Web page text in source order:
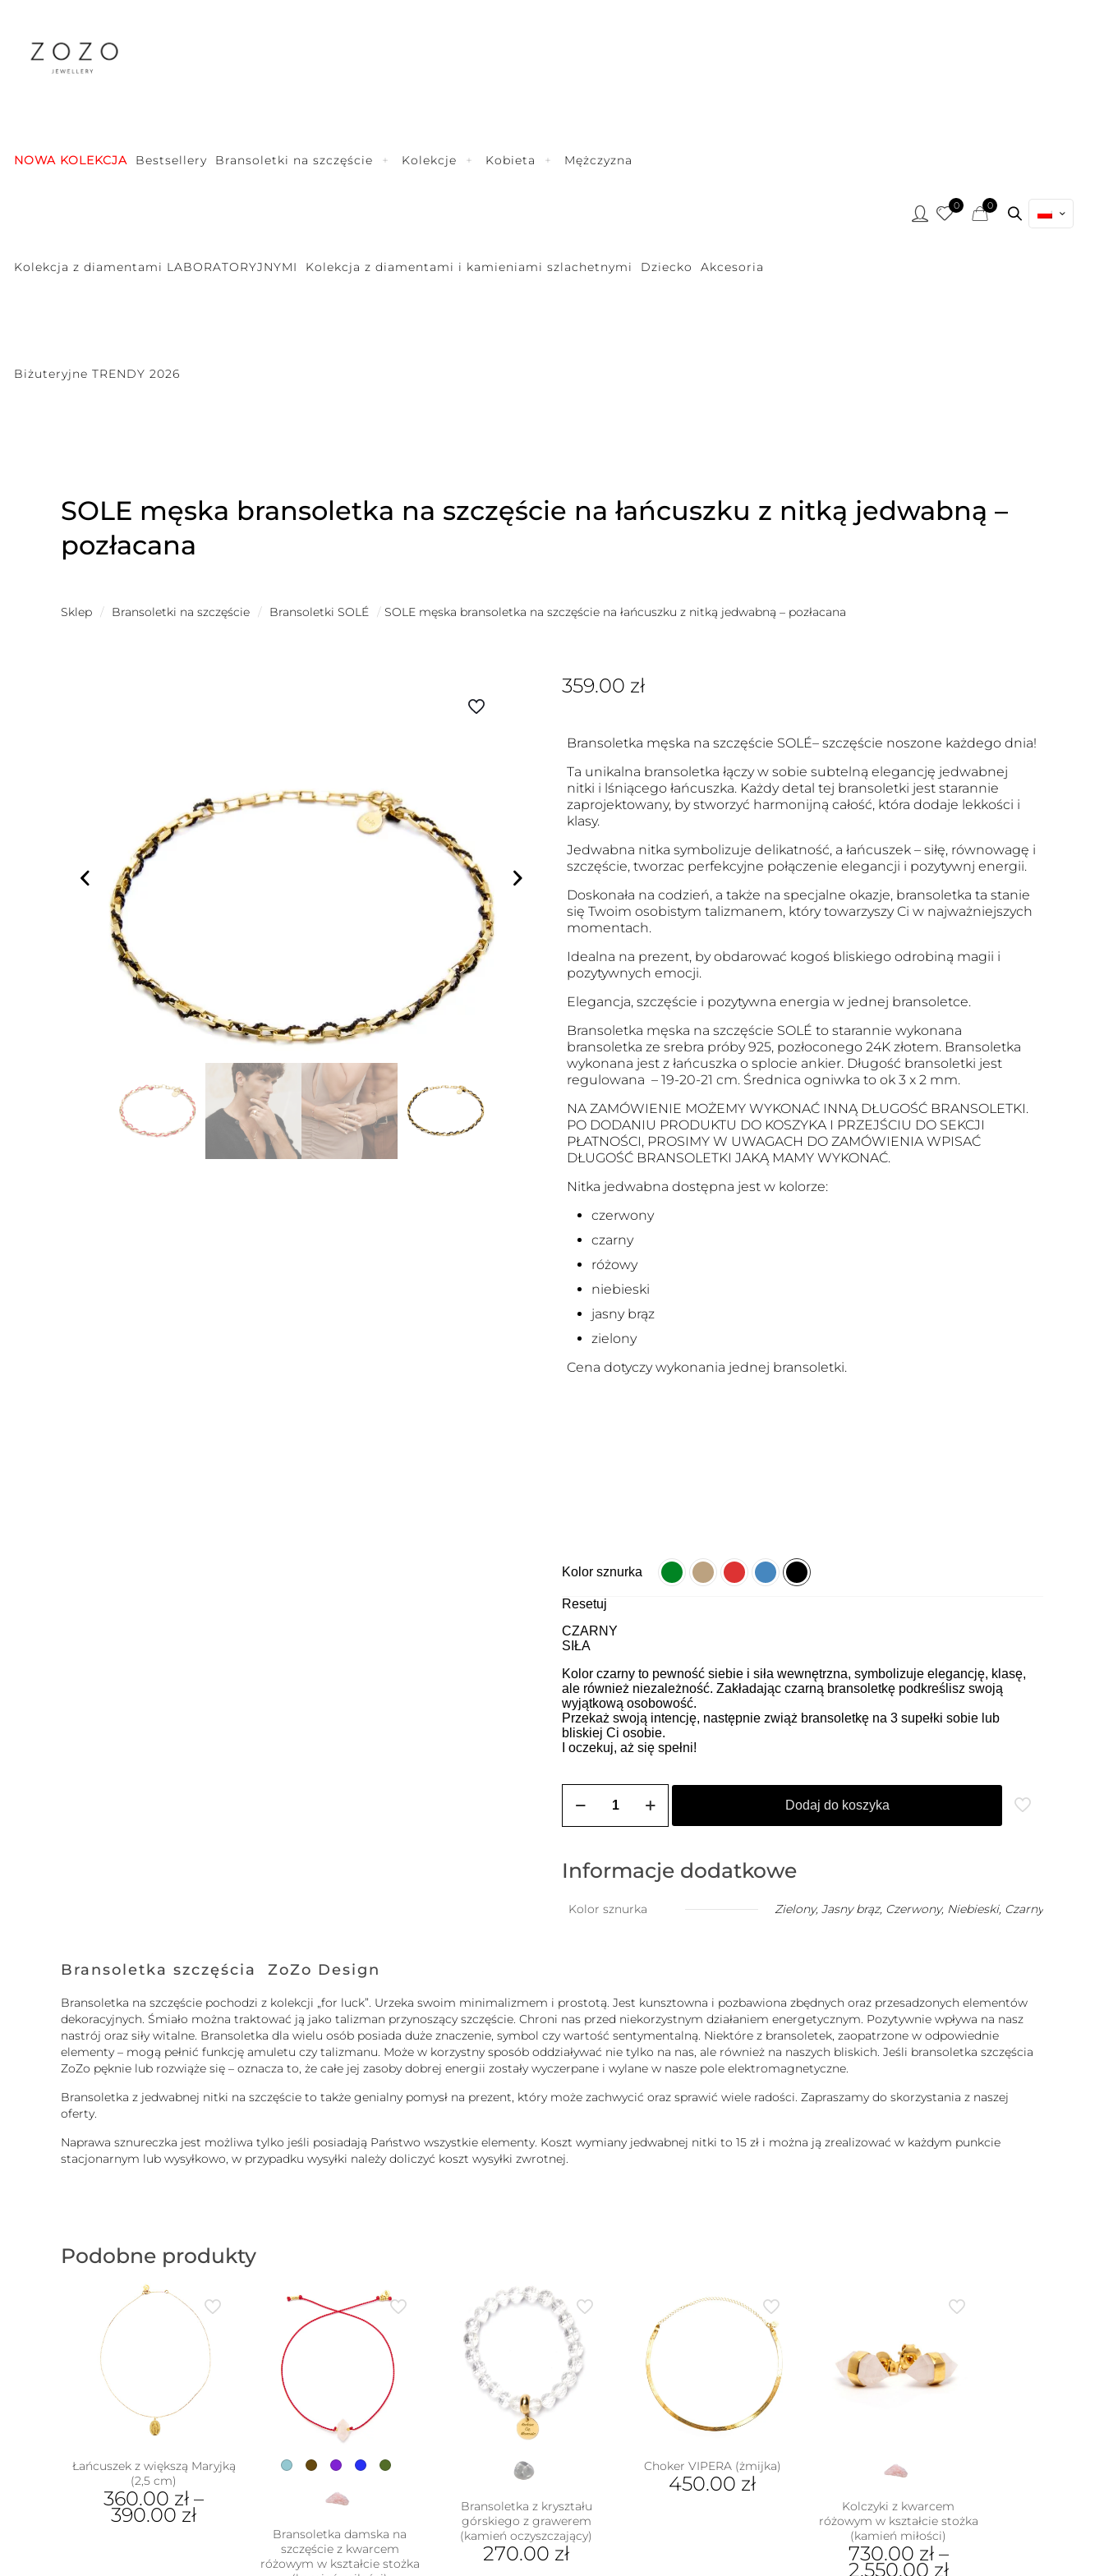
NOWA KOLEKCJA Bestsellery Bransoletki na szczęście Kolekcje Kobieta Mężczyzna
Kolekcja z diamentami LABORATORYJNYMI Kolekcja z diamentami i kamieniami szlachetnymi Dziecko Akcesoria
Biżuteryjne TRENDY 2026
0 0
SOLE męska bransoletka na szczęście na łańcuszku z nitką jedwabną –
pozłacana
Sklep / Bransoletki na szczęście / Bransoletki SOLÉ / SOLE męska bransoletka na szczęście na łańcuszku z nitką jedwabną – pozłacana
359.00 zł
Bransoletka męska na szczęście SOLÉ– szczęście noszone każdego dnia!
Ta unikalna bransoletka łączy w sobie subtelną elegancję jedwabnej
nitki i lśniącego łańcuszka. Każdy detal tej bransoletki jest starannie
zaprojektowany, by stworzyć harmonijną całość, która dodaje lekkości i
klasy.
Jedwabna nitka symbolizuje delikatność, a łańcuszek – siłę, równowagę i
szczęście, tworzac perfekcyjne połączenie elegancji i pozytywnj energii.
Doskonała na codzień, a także na specjalne okazje, bransoletka ta stanie
się Twoim osobistym talizmanem, który towarzyszy Ci w najważniejszych
momentach.
Idealna na prezent, by obdarować kogoś bliskiego odrobiną magii i
pozytywnych emocji.
Elegancja, szczęście i pozytywna energia w jednej bransoletce.
Bransoletka męska na szczęście SOLÉ to starannie wykonana
bransoletka ze srebra próby 925, pozłoconego 24K złotem. Bransoletka
wykonana jest z łańcuszka o splocie ankier. Długość bransoletki jest
regulowana – 19-20-21 cm. Średnica ogniwka to ok 3 x 2 mm.
NA ZAMÓWIENIE MOŻEMY WYKONAĆ INNĄ DŁUGOŚĆ BRANSOLETKI.
PO DODANIU PRODUKTU DO KOSZYKA I PRZEJŚCIU DO SEKCJI
PŁATNOŚCI, PROSIMY W UWAGACH DO ZAMÓWIENIA WPISAĆ
DŁUGOŚĆ BRANSOLETKI JAKĄ MAMY WYKONAĆ.
Nitka jedwabna dostępna jest w kolorze:
czerwony
czarny
różowy
niebieski
jasny brąz
zielony
Cena dotyczy wykonania jednej bransoletki.
Kolor sznurka
Resetuj
CZARNY
SIŁA
Kolor czarny to pewność siebie i siła wewnętrzna, symbolizuje elegancję, klasę,
ale również niezależność. Zakładając czarną bransoletkę podkreślisz swoją
wyjątkową osobowość.
Przekaż swoją intencję, następnie zwiąż bransoletkę na 3 supełki sobie lub
bliskiej Ci osobie.
I oczekuj, aż się spełni!
SOLE
szczęście
na
Dodaj do koszyka
Informacje dodatkowe
Kolor sznurka Zielony, Jasny brąz, Czerwony, Niebieski, Czarny
Bransoletka szczęścia ZoZo Design
Bransoletka na szczęście pochodzi z kolekcji „for luck”. Urzeka swoim minimalizmem i prostotą. Jest kunsztowna i pozbawiona zbędnych oraz przesadzonych elementów
dekoracyjnych. Śmiało można traktować ją jako talizman przynoszący szczęście. Chroni nas przed niekorzystnym działaniem energetycznym. Pozytywnie wpływa na nasz
nastrój oraz siły witalne. Bransoletka dla wielu osób posiada duże znaczenie, symbol czy wartość sentymentalną. Niektóre z bransoletek, zaopatrzone w odpowiednie
elementy – mogą pełnić funkcję amuletu czy talizmanu. Może w korzystny sposób oddziaływać nie tylko na nas, ale również na naszych bliskich. Jeśli bransoletka szczęścia
ZoZo pęknie lub rozwiąże się – oznacza to, że całe jej zasoby dobrej energii zostały wyczerpane i wylane w nasze pole elektromagnetyczne.
Bransoletka z jedwabnej nitki na szczęście to także genialny pomysł na prezent, który może zachwycić oraz sprawić wiele radości. Zapraszamy do skorzystania z naszej
oferty.
Naprawa sznureczka jest możliwa tylko jeśli posiadają Państwo wszystkie elementy. Koszt wymiany jedwabnej nitki to 15 zł i można ją zrealizować w każdym punkcie
stacjonarnym lub wysyłkowo, w przypadku wysyłki należy doliczyć koszt wysyłki zwrotnej.
Podobne produkty
Łańcuszek z większą Maryjką
(2,5 cm)
360.00 zł –
390.00 zł
Bransoletka damska na
szczęście z kwarcem
różowym w kształcie stożka
Bransoletka z kryształu
górskiego z grawerem
(kamień oczyszczający)
270.00 zł
Choker VIPERA (żmijka)
450.00 zł
Kolczyki z kwarcem
różowym w kształcie stożka
(kamień miłości)
730.00 zł–
2,550.00 zł